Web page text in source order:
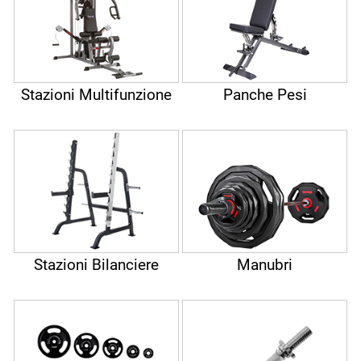
Stazioni Multifunzione Panche Pesi
Stazioni Bilanciere Manubri